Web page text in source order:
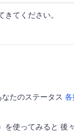
てください。
たのステータス 各
使ってみると 後々